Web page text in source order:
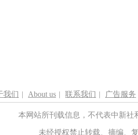
我们 | About us | 联系我们 | 广告服务
本网站所刊载信息，不代表中新
未经授权禁止转载、摘编、